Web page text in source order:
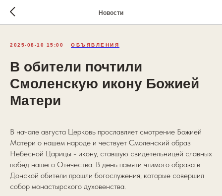
Новости
2025-08-10 15:00 ОБЪЯВЛЕНИЯ
В обители почтили
Смоленскую икону Божией
Матери
В начале августа Церковь прославляет смотрение Божией
Матери о нашем народе и чествует Смоленский образ
Небесной Царицы - икону, ставшую свидетельницей славных
побед нашего Отечества. В день памяти чтимого образа в
Донской обители прошли богослужения, которые совершил
собор монастырского духовенства.